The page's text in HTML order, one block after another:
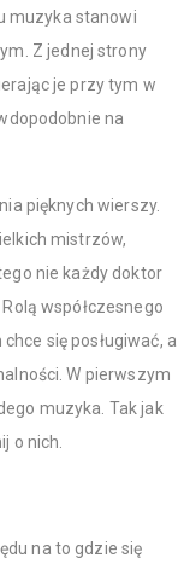
muzyka stanowi
Z jednej strony
je przy tym w
na
pięknych wierszy.
mistrzów,
nie każdy doktor
współczesnego
się posługiwać, a
W pierwszym
muzyka. Tak jak
o nich.
na to gdzie się